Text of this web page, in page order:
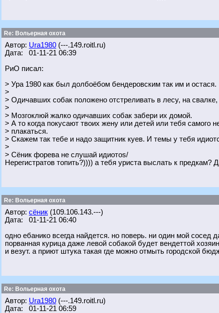
Re: Вольерная охота
Автор: Ura1980 (---.149.roitl.ru)
Дата: 01-11-21 06:39
РиО писал:
> Ура 1980 как был долбоёбом бендеровским так им и остася.
>
> Одичавших собак положено отстреливать в лесу, на свалке,
>
> Мозгоклюй жалко одичавших собак забери их домой.
> А то когда покусают твоих жену или детей или тебя самого
> плакаться.
> Скажем так тебе и надо защитник куев. И темы у тебя
>
> Сёник форева не слушай идиотоs/
Нерегистратов топить?)))) а тебя уриста выслать к
Re: Вольерная охота
Автор: сёник (109.106.143.---)
Дата: 01-11-21 06:40
одно ебанико всегда найдется. но поверь. ни один мой
порванная курица даже левой собакой будет вендеттой
и везут. а приют штука такая где можно отмыть городской
Re: Вольерная охота
Автор: Ura1980 (---.149.roitl.ru)
Дата: 01-11-21 06:59